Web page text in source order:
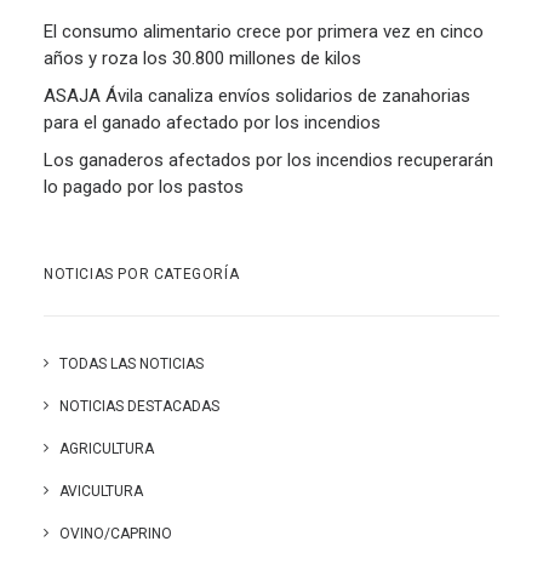
El consumo alimentario crece por primera vez en cinco
años y roza los 30.800 millones de kilos
ASAJA Ávila canaliza envíos solidarios de zanahorias
para el ganado afectado por los incendios
Los ganaderos afectados por los incendios recuperarán
lo pagado por los pastos
NOTICIAS POR CATEGORÍA
TODAS LAS NOTICIAS
NOTICIAS DESTACADAS
AGRICULTURA
AVICULTURA
OVINO/CAPRINO